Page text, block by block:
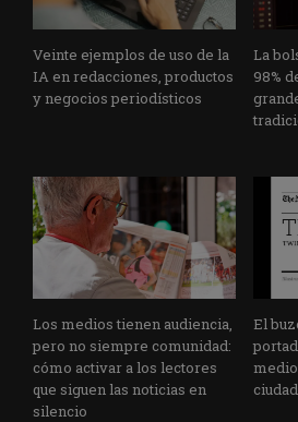
Veinte ejemplos de uso de la
IA en redacciones, productos
y negocios periodísticos
La
98%
Los medios tienen audiencia,
pero no siempre comunidad:
cómo activar a los lectores
que siguen las noticias en
silencio
El